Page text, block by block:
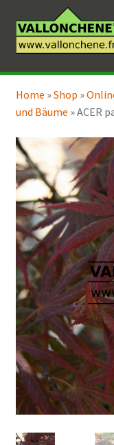
Navigation
springen
Inhalt
springen
Online-Verkauf
Coaching für den
Home »Shop »
und Bäume »ACER